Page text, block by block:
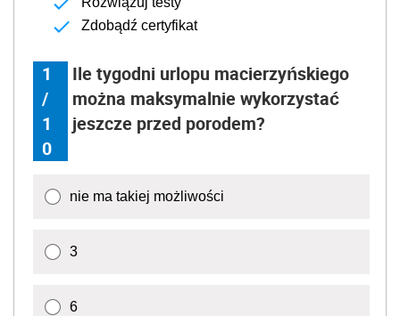
Zdobądź certyfikat
1
/
1
0
Ile tygodni urlopu macierzyńskiego
można maksymalnie wykorzystać
jeszcze przed porodem?
nie ma takiej możliwości
3
6